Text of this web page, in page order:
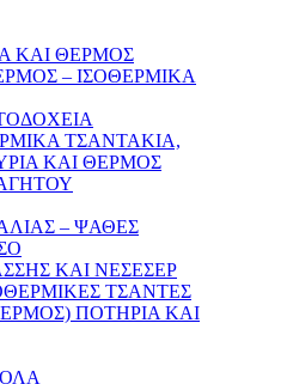
ΚΑΙ ΘΕΡΜΟΣ
– ΙΣΟΘΕΡΜΙΚΑ
ΤΣΑΝΤΑΚΙΑ,
ΚΑΙ ΘΕΡΜΟΣ
– ΨΑΘΕΣ
ΚΑΙ ΝΕΣΕΣΕΡ
ΤΣΑΝΤΕΣ
ΠΟΤΗΡΙΑ ΚΑΙ